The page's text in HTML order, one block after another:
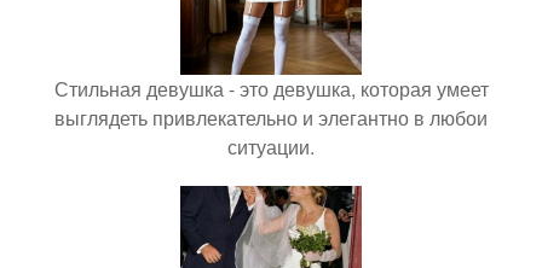
Стильная девушка - это девушка, которая умеет
выглядеть привлекательно и элегантно в любои
ситуации.